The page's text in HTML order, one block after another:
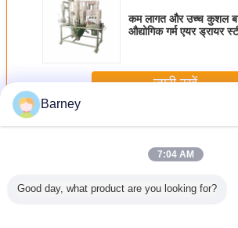
कम लागत और उच्च कुशल
औद्योगिक गर्म एयर ड्रायर
जारी रखें
अधिकस्प्रे सुखाने की मशीन
Barney
7:04 AM
Good day, what product are you looking for?